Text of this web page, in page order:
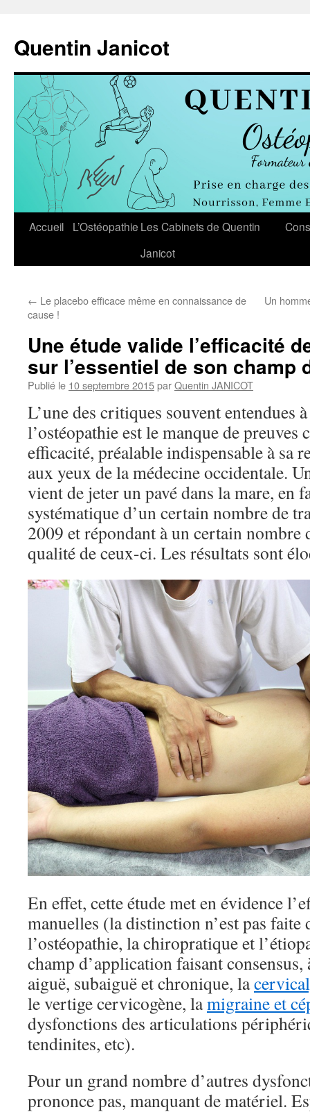
contenu
Quentin Janicot
Accueil L’Ostéopathie Les Cabinets de Quentin
Janicot
← Le placebo efficace même en connaissance de
cause !
Un
Une étude valide l’efficacité
sur l’essentiel de son champ
Publié le 10 septembre 2015parQuentin JANICOT
L’une des critiques souvent entendues
l’ostéopathie est le manque de preuves
efficacité, préalable indispensable à sa
aux yeux de la médecine occidentale.
vient de jeter un pavé dans la mare, en
systématique d’un certain nombre de
2009 et répondant à un certain nombre
qualité de ceux-ci. Les résultats sont
En effet, cette étude met en évidence
manuelles (la distinction n’est pas faite
l’ostéopathie, la chiropratique et
champ d’application faisant
aiguë, subaiguë et chronique, la
le vertige cervicogène, lamigraine et
dysfonctions des articulations
tendinites, etc).
Pour un grand nombre d’autres
prononce pas, manquant de matériel.